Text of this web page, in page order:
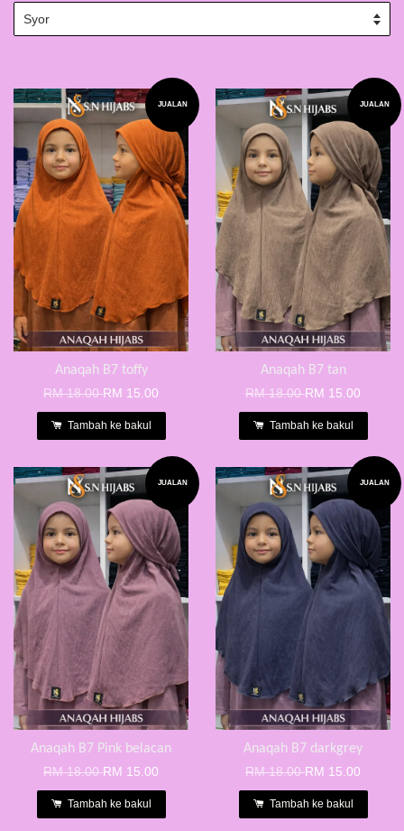
JUALAN
Anaqah B7 toffy
RM 18.00RM 15.00
Tambah ke bakul
JUALAN
Anaqah B7 tan
RM 18.00RM 15.00
Tambah ke bakul
JUALAN
Anaqah B7 Pink belacan
RM 18.00RM 15.00
Tambah ke bakul
JUALAN
Anaqah B7 darkgrey
RM 18.00RM 15.00
Tambah ke bakul